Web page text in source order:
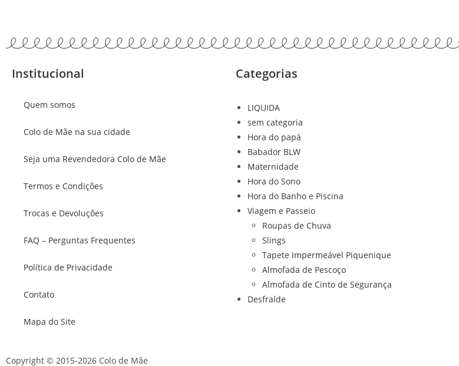
Institucional
Quem somos
Colo de Mãe na sua cidade
Seja uma Revendedora Colo de Mãe
Termos e Condições
Trocas e Devoluções
FAQ – Perguntas Frequentes
Política de Privacidade
Contato
Mapa do Site
Categorias
LIQUIDA
sem categoria
Hora do papá
Babador BLW
Maternidade
Hora do Sono
Hora do Banho e Piscina
Viagem e Passeio
Roupas de Chuva
Slings
Tapete Impermeável Piquenique
Almofada de Pescoço
Almofada de Cinto de Segurança
Desfralde
Copyright © 2015-2026 Colo de Mãe